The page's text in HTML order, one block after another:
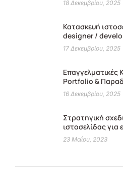
18 Δεκεμβρίου, 2025
Κατασκευή
designer /
17 Δεκεμβρίου, 2025
Επαγγελματικές
Portfolio &
16 Δεκεμβρίου, 2025
Στρατηγική
ιστοσελίδας για
23 Μαΐου, 2023